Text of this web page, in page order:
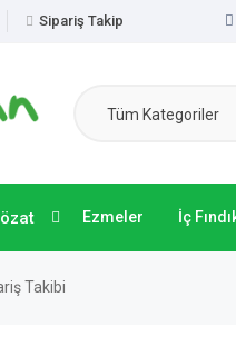
Sipariş Takip
Tüm Kategoriler
Ezmeler İç
Takibi